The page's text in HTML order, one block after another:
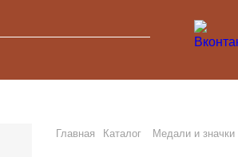
Главная Каталог Медали и значки